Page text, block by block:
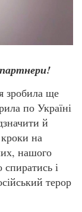
партнери!
зробила ще
по Україні
й
на
нашого
спиратись і
терор